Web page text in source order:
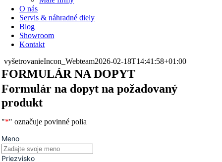
O nás
Servis & náhradné diely
Blog
Showroom
Kontakt
vyšetrovanieIncon_Webteam2026-02-18T14:41:58+01:00
FORMULÁR NA DOPYT
Formulár na dopyt na požadovaný
produkt
"*" označuje povinné polia
Meno
Priezvisko